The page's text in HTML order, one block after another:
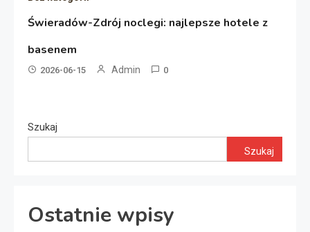
Świeradów-Zdrój noclegi: najlepsze hotele z
basenem
2026-06-15 Admin 0
Szukaj
Szukaj
Ostatnie wpisy